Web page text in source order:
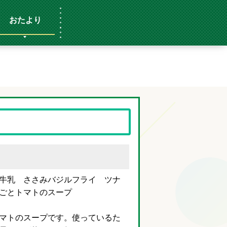
おたより
乳 ささみバジルフライ ツナ
とトマトのスープ
トのスープです。使っているた